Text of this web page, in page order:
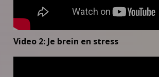
Video 2: Je brein en stress